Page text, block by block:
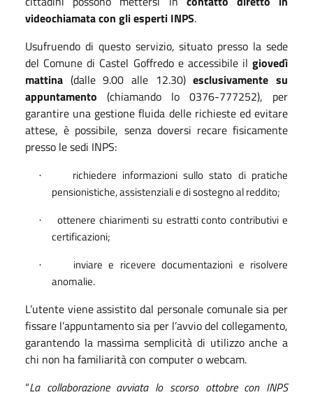
videochiamata con gli esperti INPS.
Usufruendo di questo servizio, situato presso la sede
del Comune di Castel Goffredo e accessibile il giovedì
mattina (dalle 9.00 alle 12.30)esclusivamente su
appuntamento (chiamando lo 0376-777252),
per
garantire una gestione fluida delle richieste ed evitare
attese, è possibile, senza doversi recare fisicamente
presso le sedi INPS:
·
richiedere informazioni sullo stato di pratiche
pensionistiche, assistenziali e di sostegno al reddito;
·
ottenere chiarimenti su estratti conto contributivi e
certificazioni;
·
inviare e ricevere documentazioni e risolvere
anomalie.
L’utente viene assistito dal personale comunale sia per
fissare l’appuntamento sia per l’avvio del collegamento,
garantendo la massima semplicità di utilizzo anche a
chi non ha familiarità con computer o webcam.
“La collaborazione avviata lo scorso ottobre con INPS